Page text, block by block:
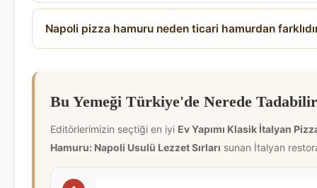
Napoli pizza hamuru neden ticari hamurdan
Bu Yemeği Türkiye'de Nerede
Editörlerimizin seçtiği en iyi Ev Yapımı Klasik İtalyan
Hamuru: Napoli Usulü Lezzet Sırları sunan İtalyan